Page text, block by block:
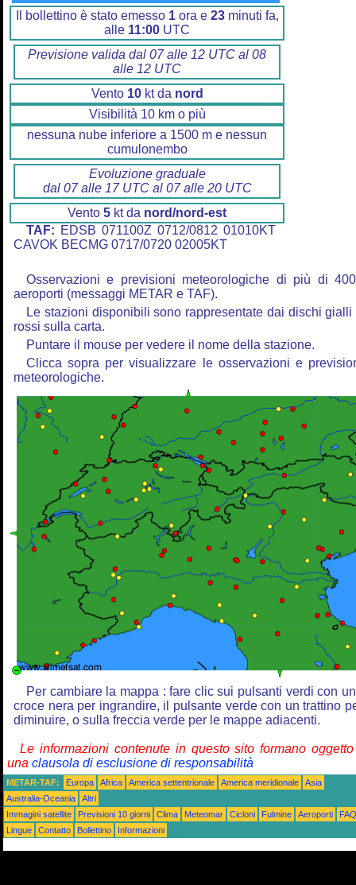
Il bollettino è stato emesso 1ora e 23minuti fa,
alle 11:00 UTC
Previsione valida dal 07 alle 12 UTC al 08
alle 12 UTC
Vento 10kt da nord
Visibilità 10 km o più
nessuna nube inferiore a 1500 m e nessun
cumulonembo
Evoluzione graduale
dal 07 alle 17 UTC al 07 alle 20 UTC
Vento 5 kt da nord/nord-est
TAF: EDSB 071100Z 0712/0812 01010KT
CAVOK BECMG 0717/0720 02005KT
Osservazioni e previsioni meteorologiche di più di
aeroporti (messaggi METAR e TAF).
Le stazioni disponibili sono rappresentate dai dischi gialli
rossi sulla carta.
Puntare il mouse per vedere il nome della stazione.
Clicca sopra per visualizzare le osservazioni e
meteorologiche.
Per cambiare la mappa : fare clic sui pulsanti verdi con
croce nera per ingrandire, il pulsante verde con un trattino
diminuire, o sulla freccia verde per le mappe adiacenti.
Le informazioni contenute in questo sito formano
una clausola di esclusione di responsabilità
METAR-TAF: Europa Africa America settentrionale America meridionale
Asia
Australia-Oceania
Altri
Immagini satellite
Previsioni 10 giorni Clima Meteomar Cicloni Fulmine Aeroporti
FAQ
Lingue
Contatto Bollettino Informazioni